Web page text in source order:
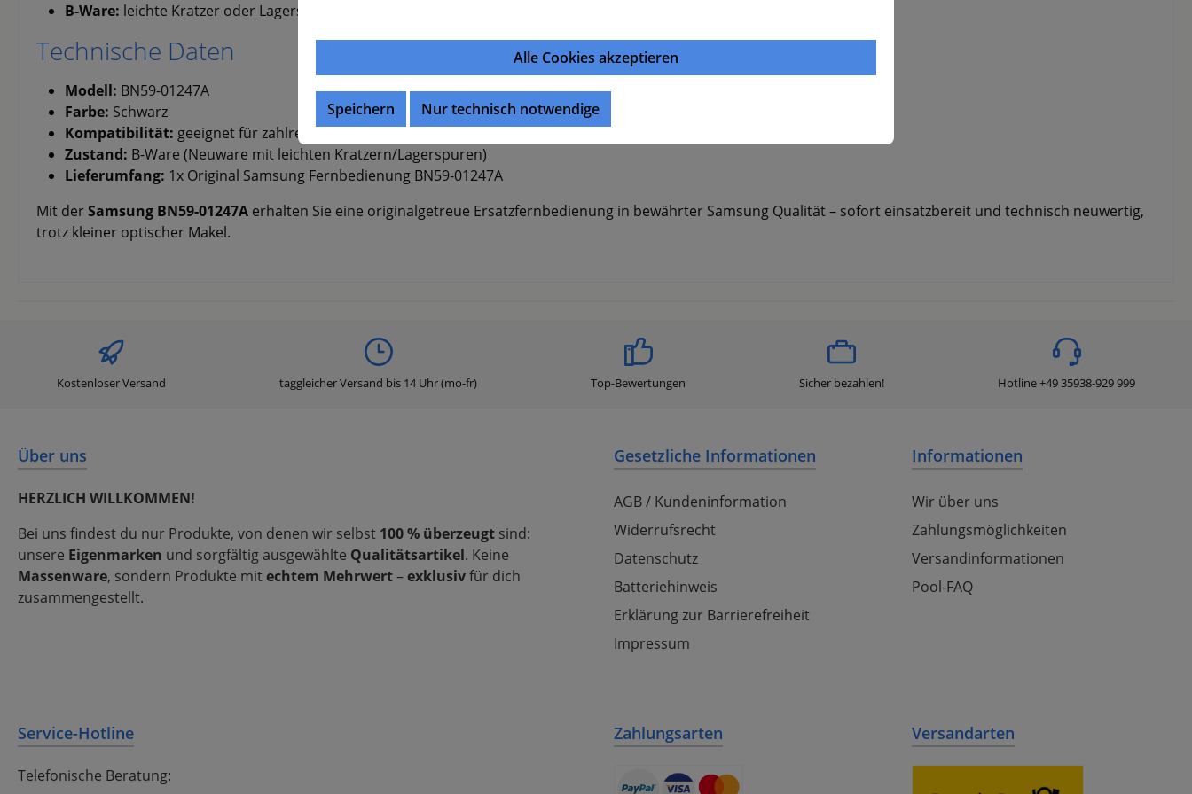
B-Ware: leichte Kratzer oder Lagerspuren, technisch wie neu.
Technische Daten
Modell: BN59-01247A
Farbe: Schwarz
Kompatibilität: geeignet für zahlreiche Samsung Smart TVs
Zustand: B-Ware (Neuware mit leichten Kratzern/Lagerspuren)
Lieferumfang: 1x Original Samsung Fernbedienung BN59-01247A
Mit derSamsung BN59-01247A erhalten Sie eine originalgetreue Ersatzfernbedienung in bewährter Samsung Qualität – sofort einsatzbereit und technisch neuwertig,
trotz kleiner optischer Makel.
Kostenloser Versand taggleicher Versand bis 14 Uhr (mo-fr) Top-Bewertungen Sicher bezahlen! Hotline +49 35938-929 999
Über uns
HERZLICH WILLKOMMEN!
Bei uns findest du nur Produkte, von denen wir selbst 100 % überzeugt sind:
unsere Eigenmarken und sorgfältig ausgewählte Qualitätsartikel. Keine
Massenware, sondern Produkte mitechtem Mehrwert–exklusivfür dich
zusammengestellt.
Gesetzliche Informationen
AGB / Kundeninformation
Widerrufsrecht
Datenschutz
Batteriehinweis
Erklärung zur Barrierefreiheit
Impressum
Informationen
Wir über uns
Zahlungsmöglichkeiten
Versandinformationen
Pool-FAQ
Service-Hotline
Telefonische Beratung:
Zahlungsarten Versandarten
Alle Cookies akzeptieren
Speichern Nur technisch notwendige